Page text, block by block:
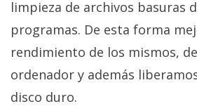
limpieza de archivos basuras
programas. De esta forma
rendimiento de los mismos,
ordenador y además
disco duro.